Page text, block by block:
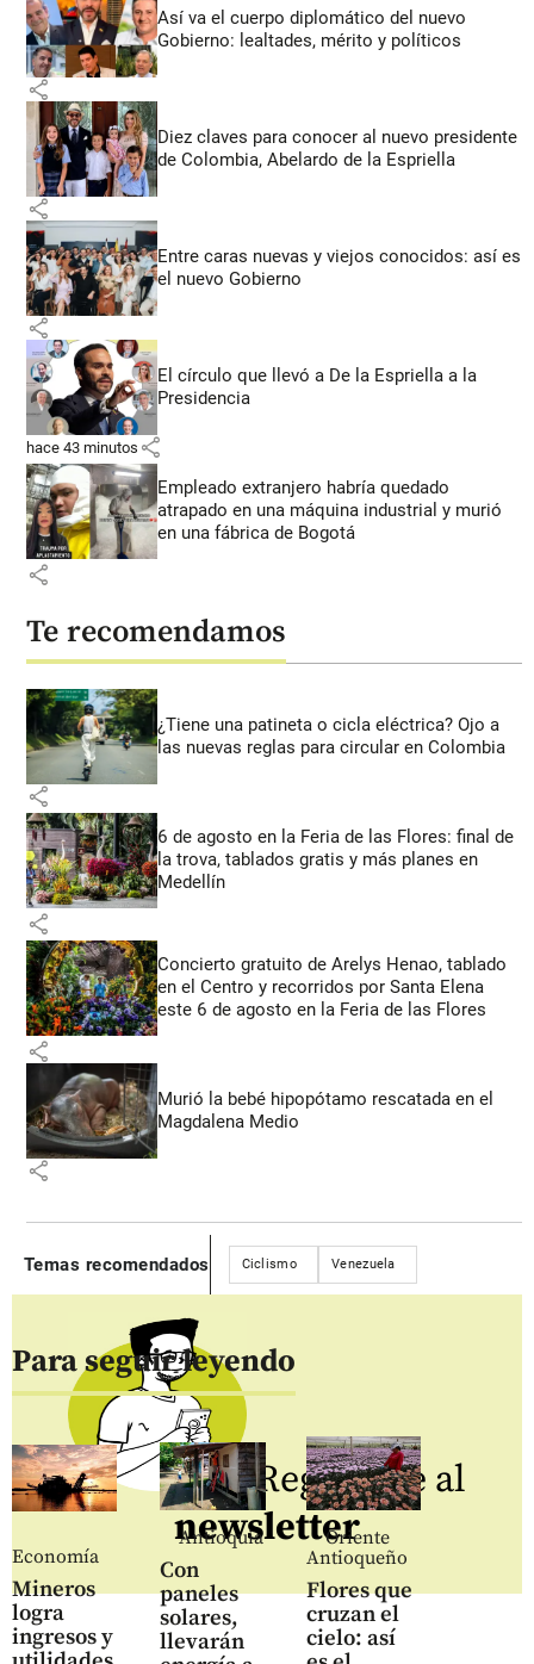
Así va el cuerpo diplomático del nuevo
Gobierno: lealtades, mérito y políticos
share
Diez claves para conocer al nuevo presidente
de Colombia, Abelardo de la Espriella
share
Entre caras nuevas y viejos conocidos: así es
el nuevo Gobierno
share
El círculo que llevó a De la Espriella a la
Presidencia
hace 43 minutos share
Empleado extranjero habría quedado
atrapado en una máquina industrial y murió
en una fábrica de Bogotá
share
Te recomendamos
¿Tiene una patineta o cicla eléctrica? Ojo a
las nuevas reglas para circular en Colombia
share
6 de agosto en la Feria de las Flores: final de
la trova, tablados gratis y más planes en
Medellín
share
Concierto gratuito de Arelys Henao, tablado
en el Centro y recorridos por Santa Elena
este 6 de agosto en la Feria de las Flores
share
Murió la bebé hipopótamo rescatada en el
Magdalena Medio
share
Temas recomendados Ciclismo Venezuela
Para seguir leyendo
Economía
Mineros
logra
ingresos y
Antioquia
Con
paneles
solares,
llevarán
Oriente
Antioqueño
Flores que
cruzan el
cielo: así
Regístrate al
newsletter